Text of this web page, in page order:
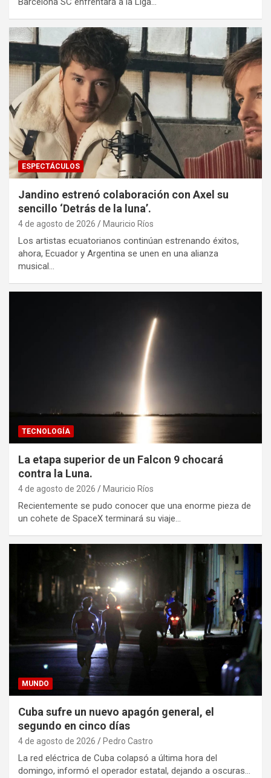
ESPECTÁCULOS
Jandino estrenó colaboración con Axel su
sencillo ‘Detrás de la luna’.
4 de agosto de 2026 Mauricio Ríos
Los artistas ecuatorianos continúan estrenando éxitos,
ahora, Ecuador y Argentina se unen en una alianza
musical…
TECNOLOGÍA
La etapa superior de un Falcon 9 chocará
contra la Luna.
4 de agosto de 2026 Mauricio Ríos
Recientemente se pudo conocer que una enorme pieza de
un cohete de SpaceX terminará su viaje…
MUNDO
Cuba sufre un nuevo apagón general, el
segundo en cinco días
4 de agosto de 2026 Pedro Castro
La red eléctrica de Cuba colapsó a última hora del
domingo, informó el operador estatal, dejando a oscuras…